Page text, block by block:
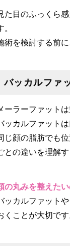
た目のふっくら感
。
術を検討する前
バッカルファ
ーラーファット
ッカルファット
じ顔の脂肪でも
との違いを理解す
の丸みを整えた
ッカルファット
くことが大切です